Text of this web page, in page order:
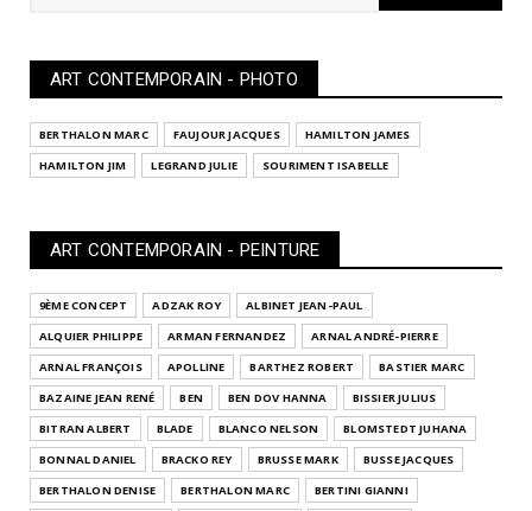
ART CONTEMPORAIN - PHOTO
BERTHALON MARC FAUJOUR JACQUES
HAMILTON JAMES
HAMILTON JIM
LEGRAND JULIE SOURIMENT ISABELLE
ART CONTEMPORAIN - PEINTURE
9ÈME CONCEPT ADZAK ROY
ALBINET JEAN-PAUL
ALQUIER PHILIPPE
ARMAN FERNANDEZ
ARNAL ANDRÉ-PIERRE
ARNAL FRANÇOIS
APOLLINE BARTHEZ ROBERT
BASTIER MARC
BAZAINE JEAN RENÉ
BEN BEN DOV HANNA
BISSIER JULIUS
BITRAN ALBERT
BLADE BLANCO NELSON
BLOMSTEDT JUHANA
BONNAL DANIEL
BRACKO REY BRUSSE MARK
BUSSE JACQUES
BERTHALON DENISE
BERTHALON MARC
BERTINI GIANNI